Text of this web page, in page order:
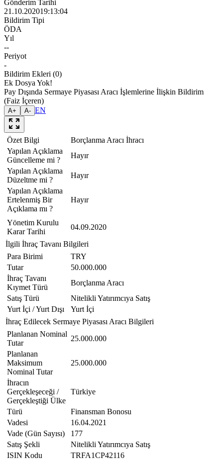
Gönderim Tarihi
21.10.202019:13:04
Bildirim Tipi
ÖDA
Yıl
--
Periyot
-
Bildirim Ekleri (0)
Ek Dosya Yok!
Pay Dışında Sermaye Piyasası Aracı İşlemlerine İlişkin Bildirim
(Faiz İçeren)
A+ A- EN
Özet Bilgi
Borçlanma Aracı İhracı
Yapılan Açıklama
Güncelleme mi ?
Hayır
Yapılan Açıklama
Düzeltme mi ?
Hayır
Yapılan Açıklama
Ertelenmiş Bir
Açıklama mı ?
Hayır
Yönetim Kurulu
Karar Tarihi
04.09.2020
İlgili İhraç Tavanı Bilgileri
Para Birimi
TRY
Tutar
50.000.000
İhraç Tavanı
Kıymet Türü
Borçlanma Aracı
Satış Türü
Nitelikli Yatırımcıya Satış
Yurt İçi / Yurt Dışı
Yurt İçi
İhraç Edilecek Sermaye Piyasası Aracı Bilgileri
Planlanan Nominal
Tutar
25.000.000
Planlanan
Maksimum
Nominal Tutar
25.000.000
İhracın
Gerçekleşeceği /
Gerçekleştiği Ülke
Türkiye
Türü
Finansman Bonosu
Vadesi
16.04.2021
Vade (Gün Sayısı)
177
Satış Şekli
Nitelikli Yatırımcıya Satış
ISIN Kodu
TRFA1CP42116